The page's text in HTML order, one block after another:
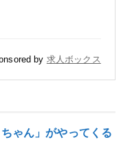
by 求人ボックス
ゃん」がやってくる